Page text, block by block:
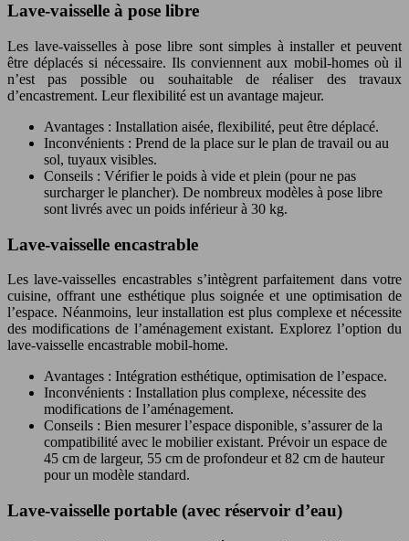
Lave-vaisselle à pose libre
Les lave-vaisselles à pose libre sont simples à installer et peuvent
être déplacés si nécessaire. Ils conviennent aux mobil-homes où il
n’est pas possible ou souhaitable de réaliser des travaux
d’encastrement. Leur flexibilité est un avantage majeur.
Avantages : Installation aisée, flexibilité, peut être déplacé.
Inconvénients : Prend de la place sur le plan de travail ou au
sol, tuyaux visibles.
Conseils : Vérifier le poids à vide et plein (pour ne pas
surcharger le plancher). De nombreux modèles à pose libre
sont livrés avec un poids inférieur à 30 kg.
Lave-vaisselle encastrable
Les lave-vaisselles encastrables s’intègrent parfaitement dans votre
cuisine, offrant une esthétique plus soignée et une optimisation de
l’espace. Néanmoins, leur installation est plus complexe et nécessite
des modifications de l’aménagement existant. Explorez l’option du
lave-vaisselle encastrable mobil-home.
Avantages : Intégration esthétique, optimisation de l’espace.
Inconvénients : Installation plus complexe, nécessite des
modifications de l’aménagement.
Conseils : Bien mesurer l’espace disponible, s’assurer de la
compatibilité avec le mobilier existant. Prévoir un espace de
45 cm de largeur, 55 cm de profondeur et 82 cm de hauteur
pour un modèle standard.
Lave-vaisselle portable (avec réservoir d’eau)